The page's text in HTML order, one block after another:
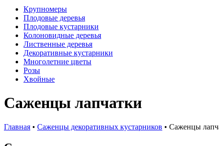
Крупномеры
Плодовые деревья
Плодовые кустарники
Колоновидные деревья
Лиственные деревья
Декоративные кустарники
Многолетние цветы
Розы
Хвойные
Саженцы лапчатки
Главная • Саженцы декоративных кустарников • Саженцы